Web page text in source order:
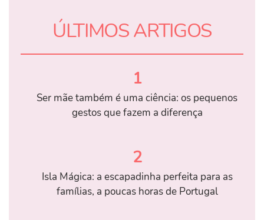
ÚLTIMOS ARTIGOS
1
Ser mãe também é uma ciência: os pequenos
gestos que fazem a diferença
2
Isla Mágica: a escapadinha perfeita para as
famílias, a poucas horas de Portugal